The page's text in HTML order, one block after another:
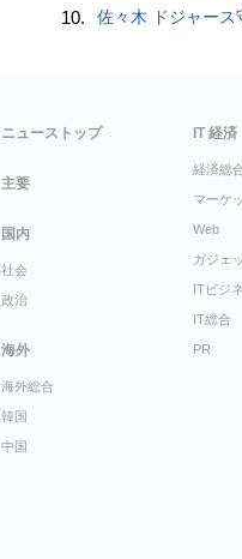
10. 佐々木 ドジャース
ニューストップ
主要
国内
社会
政治
海外
海外総合
韓国
中国
IT 経済
経済総
マーケ
Web
ガジェ
ITビジ
IT総合
PR